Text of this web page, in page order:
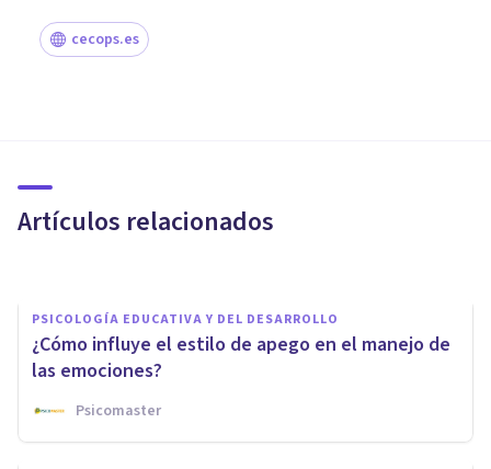
cecops.es
Artículos relacionados
emocional en la infancia?
PSICOLOGÍA EDUCATIVA Y DEL DESARROLLO
¿Cómo influye el estilo de apego en el manejo de
las emociones?
Psicomaster